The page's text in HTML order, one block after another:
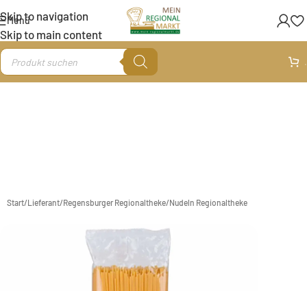
Skip to navigation
Skip to main content
Menü
.
Start/Lieferant/Regensburger Regionaltheke/Nudeln Regionaltheke